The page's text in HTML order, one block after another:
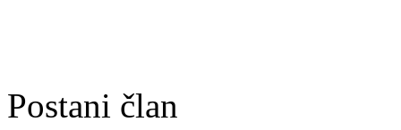
Postani član